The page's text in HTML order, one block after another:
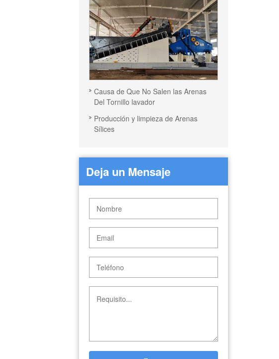
Causa de Que No Salen las Arenas
Del Tornillo lavador
Producción y limpieza de Arenas
Sílices
Deja un Mensaje